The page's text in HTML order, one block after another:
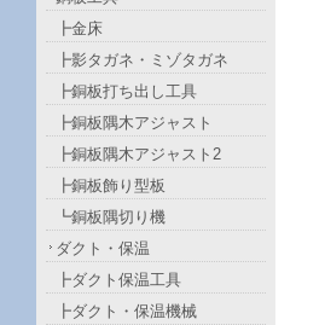
┣金床
┣影タガネ・ミゾタガネ
┣銅板打ち出し工具
┣銅板隅木アジャスト
┣銅板隅木アジャスト2
┣銅板飾り型板
┗銅板隅切り機
ダクト・保温
┣ダクト保温工具
┣ダクト・保温機械